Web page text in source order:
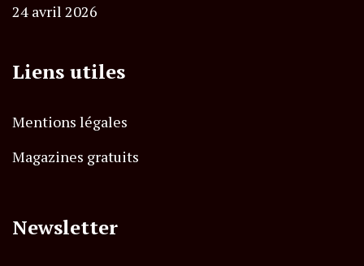
24 avril 2026
Liens utiles
Mentions légales
Magazines gratuits
Newsletter